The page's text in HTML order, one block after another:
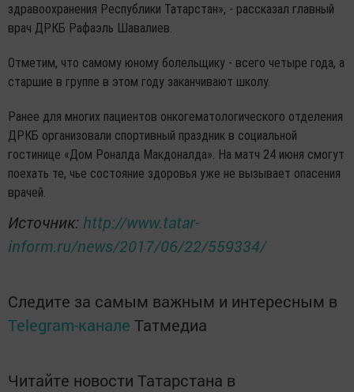
здравоохранения Республики Татарстан», - рассказал главный
врач ДРКБ Рафаэль Шавалиев.
Отметим, что самому юному болельщику - всего четыре года, а
старшие в группе в этом году заканчивают школу.
Ранее для многих пациентов онкогематологического отделения
ДРКБ организовали спортивный праздник в социальной
гостинице «Дом Роналда Макдоналда». На матч 24 июня смогут
поехать те, чье состояние здоровья уже не вызывает опасения
врачей.
Источник: http://www.tatar-
inform.ru/news/2017/06/22/559334/
Следите за самым важным и интересным в
Telegram-канале Татмедиа
Читайте новости Татарстана в